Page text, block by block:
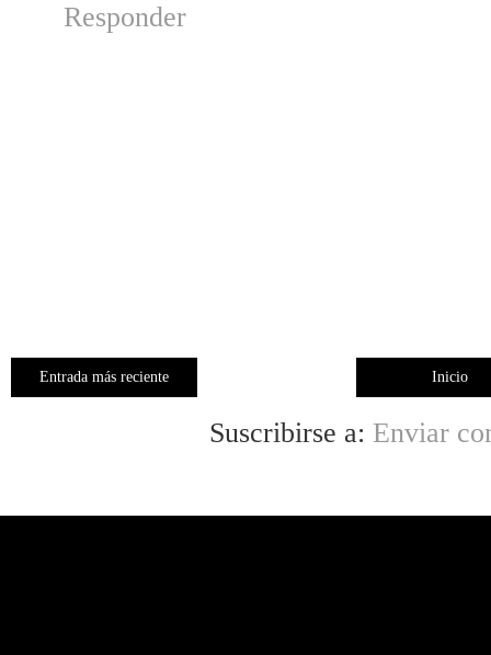
Responder
Entrada más reciente Inicio
Suscribirse a: Enviar